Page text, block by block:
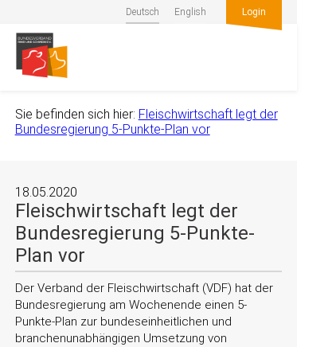
Deutsch English Login
Sie befinden sich hier: Fleischwirtschaft legt der
Bundesregierung 5-Punkte-Plan vor
18.05.2020
Fleischwirtschaft legt der
Bundesregierung 5-Punkte-
Plan vor
Der Verband der Fleischwirtschaft (VDF) hat der
Bundesregierung am Wochenende einen 5-
Punkte-Plan zur bundeseinheitlichen und
branchenunabhängigen Umsetzung von